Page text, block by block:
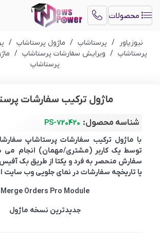
محصولات
نیوزپاور / پرستاشاپ / ماژول پرستاشاپ /
پرستاشاپ / ویرایش سفارشات پرستاشاپ /
پرستاشاپ
ماژول ترکیب سفارشات
شناسه محصول: PS-720420
با ماژول ترکیب سفارشات پرستاشاپ
توسط یک کاربر (مشتری/مهمان) انجام می
سفارش منحصر به فرد و یکتا از طریق بک
یا تاریخچه سفارشات در نمای جلویی وب سایت
Merge Orders Pro Module
جدیدترین نسخه ماژول